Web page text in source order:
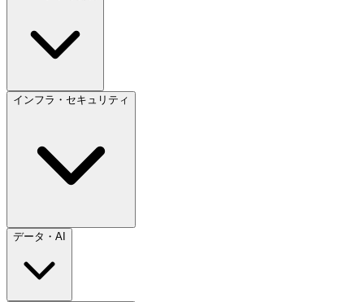
インフラ・セキュリティ
データ・AI